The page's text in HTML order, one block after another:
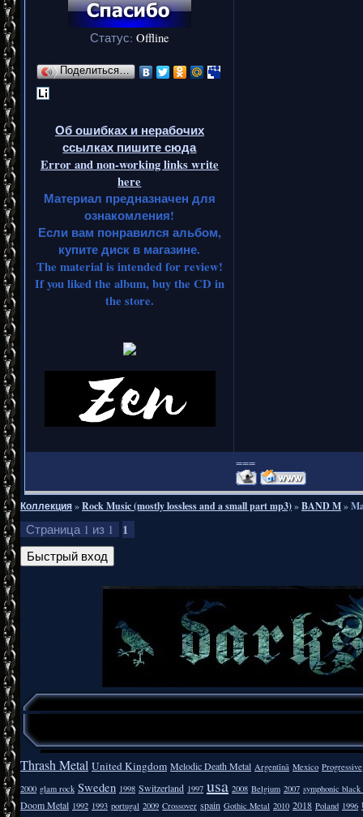
Статус: Offline
Поделиться…
Об ошибках и нерабочих
ссылках пишите сюда
Error and non-working links write
here
Материал предназначен для
ознакомления!
Если вам понравился альбом,
купите диск в магазине.
The material is intended for review!
If you liked the album, buy the CD in
the store.
===
Коллекция»Rock Music (mostly lossless and a small part mp3)»BAND M»
Страница 1 из 1 1
Thrash Metal United Kingdom Melodic Death Metal Argentīnā Mexico Progressive
2000 glam rock Sweden 1998 Switzerland 1997 usa 2008 Belgium 2007 symphonic
Doom Metal 1992 1993 portugal 2009 Crossover spain Gothic Metal 2010 2018 Poland 1996